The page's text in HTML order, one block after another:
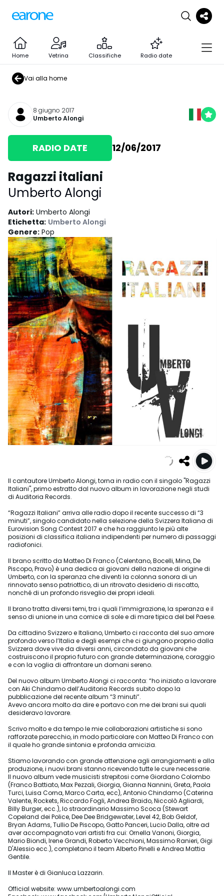
Home Vetrina Classifiche Radio date
Vai alla home
8 giugno 2017
Umberto Alongi
RADIO DATE 12/06/2017
Ragazzi italiani
Umberto Alongi
Autori: Umberto Alongi
Etichetta: Umberto Alongi
Genere: Pop
Il cantautore Umberto Alongi, torna in radio con il singolo "Ragazzi
Italiani", primo estratto dal nuovo album in lavorazione negli studi
di Auditoria Records.
“Ragazzi Italiani” arriva alle radio dopo il recente successo di “3
minuti”, singolo candidato nella selezione della Svizzera Italiana di
Eurovision Song Contest 2017 e che ha raggiunto le più alte
posizioni di classifica italiana indipendenti per numero di passaggi
radiofonici.
Il brano scritto da Matteo Di Franco (Celentano, Bocelli, Mina, De
Piscopo, Pravo) è una dedica ai giovani della nazione di origine di
Umberto, con la speranza che diventi la colonna sonora di un
rinnovato senso patriottico, di un ritrovato desiderio di riscatto,
nonché di un profondo risveglio dei propri ideali.
Il brano tratta diversi temi, tra i quali l’immigrazione, la speranza e il
senso di unione in una cornice di sole e di mare tipica del bel Paese.
Da cittadino Svizzero e Italiano, Umberto ci racconta del suo amore
profondo verso l’Italia e degli esempi che ci giungono proprio dalla
Svizzera dove vive da diversi anni, circondato da giovani che
costruiscono il proprio futuro con grande determinazione, coraggio
e con la voglia di affrontare un domani sereno.
Del nuovo album Umberto Alongi ci racconta: “ho iniziato a lavorare
con Aki Chindamo dell’Auditoria Records subito dopo la
pubblicazione del recente album “3 minuti”.
Avevo ancora molto da dire e portavo con me dei brani sui quali
desideravo lavorare.
Scrivo molto e da tempo le mie collaborazioni artistiche si sono
rafforzate parecchio, in modo particolare con Matteo Di Franco con
il quale ho grande sintonia e profonda amicizia.
Stiamo lavorando con grande attenzione agli arrangiamenti e alla
produzione, i nuovi brani stanno ricevendo tutte le cure necessarie.
Il nuovo album vede musicisti strepitosi come Giordano Colombo
(Franco Battiato, Max Pezzali, Giorgia, Gianna Nannini, Greta, Paola
Turci, Luisa Corna, Marco Carta, ecc), Antonio Chindamo (Caterina
Valente, Rockets, Riccardo Fogli, Andrea Braido, Niccolò Agliardi,
Billy Burger, ecc.), lo straordinario Massimo Scoca (Stewart
Copeland dei Police, Dee Dee Bridgewater, Level 42, Bob Geldof,
Bryan Adams, Tullio De Piscopo, Gatto Panceri, Lucio Dalla, oltre ad
aver accompagnato vari artisti fra cui: Ornella Vanoni, Giorgia,
Mario Biondi, Irene Grandi, Roberto Vecchioni, Massimo Ranieri, Gigi
D'Alessio ecc.), completano il team Alberto Pinelli e Andrea Mattia
Gentile.
Il Master è di Gianluca Lazzarin.
Official website: www.umbertoalongi.com